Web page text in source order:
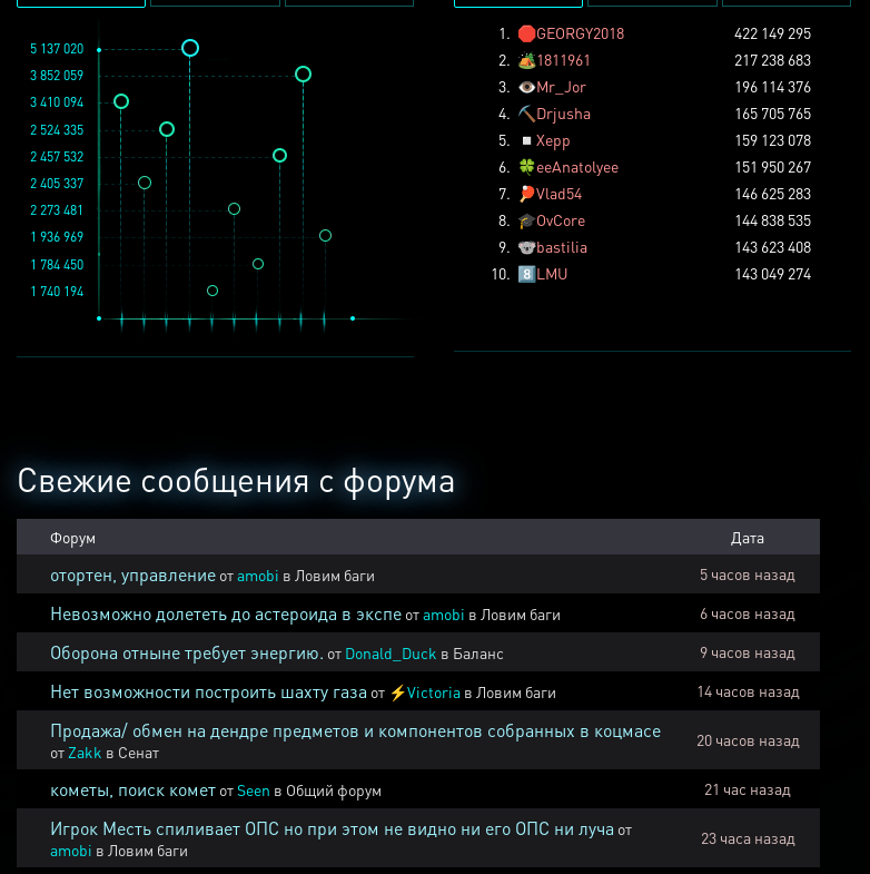
1 936 969
3 852 059
2 457 532
1 784 450
2 273 481
1 740 194
5 137 020
2 524 335
2 405 337
3 410 094
1. 🛑GEORGY2018
422 149 295
2. 🏕️1811961
217 238 683
3. 👁️Mr_Jor
196 114 376
4. ⛏️ Drjusha
165 705 765
5.
◽ Xepp
159 123 078
6. 🍀eeAnatolyee
151 950 267
7.
🏓Vlad54
146 625 283
8. 🎓OvCore
144 838 535
9. 🐨bastilia
143 623 408
10. 8️⃣LMU 143 049 274
Свежие сообщения с форума
Форум Дата
отортен, управление отamobi в Ловим баги 5 часов назад
Невозможно долететь до астероида в экспе отamobi в Ловим баги 6 часов назад
Оборона отныне требует энергию. от Donald_Duck в Баланс 9 часов назад
Нет возможности построить шахту газа от ⚡Victoria в Ловим баги 14 часов назад
Продажа/ обмен на дендре предметов и компонентов собранных в коцмасе
от Zakk в Сенат
20 часов назад
кометы, поиск комет отSeen в Общий форум 21 час назад
Игрок Месть спиливает ОПС но при этом не видно ни его ОПС ни луча от
amobi в Ловим баги
23 часа назад